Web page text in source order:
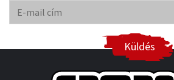
Küldés